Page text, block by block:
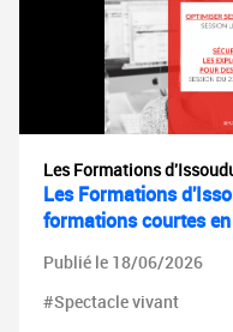
Les Formations
Les Formations
formations courtes
Publié le 18/06/2026
#Spectacle vivant